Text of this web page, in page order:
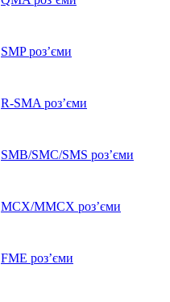
SMP роз’єми
R-SMA роз’єми
SMB/SMC/SMS роз’єми
MCX/MMCX роз’єми
FME роз’єми